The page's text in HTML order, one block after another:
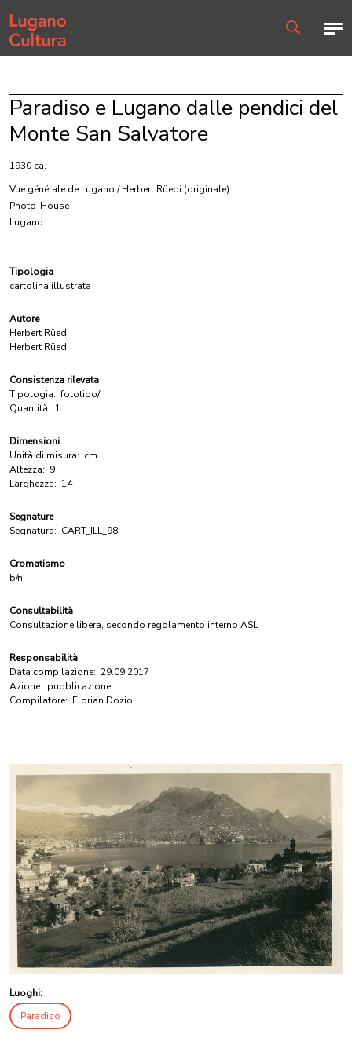
Home page
Paradiso e Lugano dalle pendici del
Monte San Salvatore
1930 ca.
Vue générale de Lugano / Herbert Rüedi (originale)
Photo-House
Lugano.
Tipologia
cartolina illustrata
Autore
Herbert Rüedi
Herbert Rüedi
Consistenza rilevata
Tipologia: fototipo/i
Quantità: 1
Dimensioni
Unità di misura: cm
Altezza: 9
Larghezza: 14
Segnature
Segnatura: CART_ILL_98
Cromatismo
b/n
Consultabilità
Consultazione libera, secondo regolamento interno ASL
Responsabilità
Data compilazione: 29.09.2017
Azione: pubblicazione
Compilatore: Florian Dozio
Luoghi:
Paradiso